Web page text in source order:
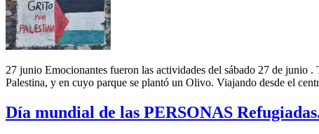
27 junio Emocionantes fueron las actividades del sábado 27 de junio
Palestina, y en cuyo parque se plantó un Olivo. Viajando desde el
Día mundial de las PERSONAS